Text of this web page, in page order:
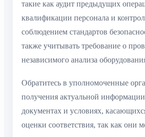
такие как аудит предыдущих
квалификации персонала и
соблюдением стандартов
также учитывать требование о
независимого анализа
Обратитесь в уполномоченные
получения актуальной
документах и условиях,
оценки соответствия, так как они